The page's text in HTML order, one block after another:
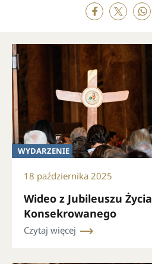
WYDARZENIE
18 października 2025
Wideo z Jubileuszu Życia
Konsekrowanego
Czytaj więcej